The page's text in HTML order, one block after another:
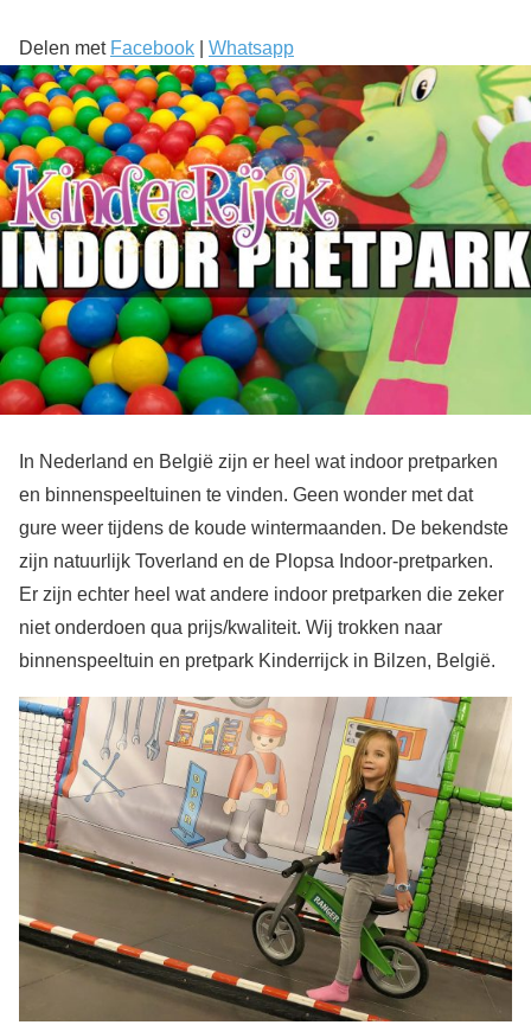
Delen met Facebook Whatsapp
In Nederland en België zijn er heel wat indoor pretparken
en binnenspeeltuinen te vinden. Geen wonder met dat
gure weer tijdens de koude wintermaanden. De bekendste
zijn natuurlijk Toverland en de Plopsa Indoor-pretparken.
Er zijn echter heel wat andere indoor pretparken die zeker
niet onderdoen qua prijs/kwaliteit. Wij trokken naar
binnenspeeltuin en pretpark Kinderrijck in Bilzen, België.